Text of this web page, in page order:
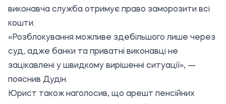
виконавча служба отримує право заморозити всі
кошти.
«Розблокування можливе здебільшого лише через
суд, адже банки та приватні виконавці не
зацікавлені у швидкому вирішенні ситуації», —
пояснив Дудін.
Юрист також наголосив, що арешт пенсійних